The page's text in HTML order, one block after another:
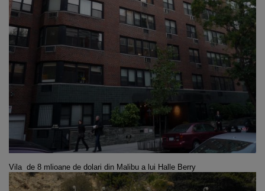
Vila de 8 mlioane de dolari din Malibu a lui Halle Berry